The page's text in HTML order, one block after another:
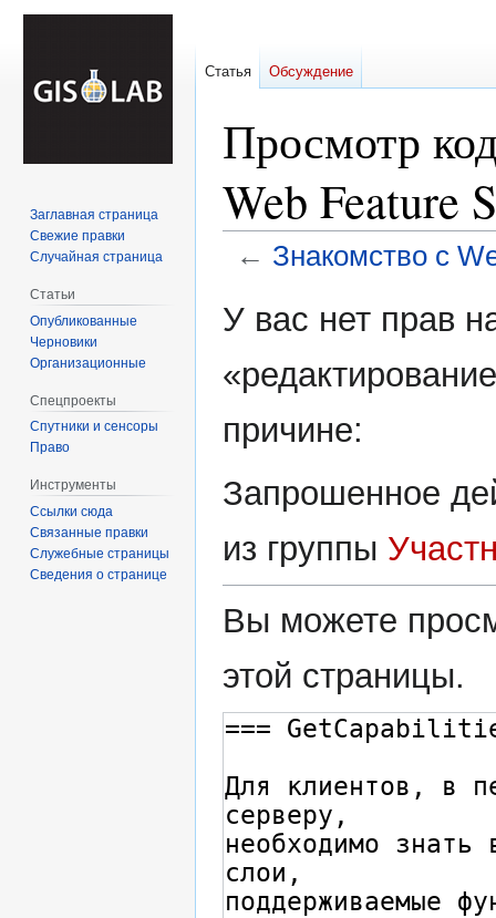
Просмотр
Web Feature
← Знакомство с
ккУ вас нет прав
причине:
Запрошенное
из группы
Вы можете
этой страницы.
Статья Обсуждение
Заглавная страница
Свежие правки
Случайная страница
Статьи
Опубликованные
Черновики
Организационные
Спецпроекты
Спутники и сенсоры
Право
Инструменты
Ссылки сюда
Связанные правки
Служебные страницы
Сведения о странице